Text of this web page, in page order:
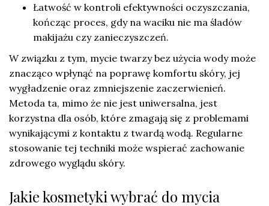
Łatwość w kontroli efektywności oczyszczania,
kończąc proces, gdy na waciku nie ma śladów
makijażu czy zanieczyszczeń.
W związku z tym, mycie twarzy bez użycia wody może
znacząco wpłynąć na poprawę komfortu skóry, jej
wygładzenie oraz zmniejszenie zaczerwienień.
Metoda ta, mimo że nie jest uniwersalna, jest
korzystna dla osób, które zmagają się z problemami
wynikającymi z kontaktu z twardą wodą. Regularne
stosowanie tej techniki może wspierać zachowanie
zdrowego wyglądu skóry.
Jakie kosmetyki wybrać do mycia